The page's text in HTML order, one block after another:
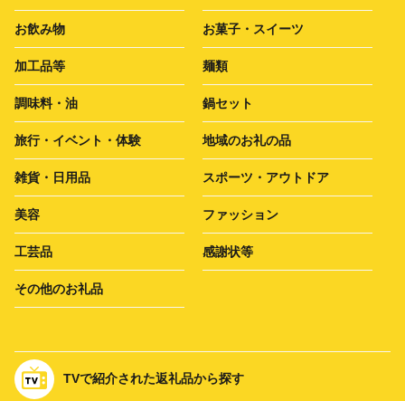
お飲み物 お菓子・スイーツ
加工品等 麺類
調味料・油 鍋セット
旅行・イベント・体験 地域のお礼の品
雑貨・日用品 スポーツ・アウトドア
美容 ファッション
工芸品 感謝状等
その他のお礼品
TVで紹介された返礼品から探す